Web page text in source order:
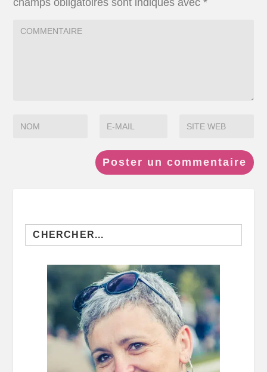
champs obligatoires sont indiqués avec*
Search
for: